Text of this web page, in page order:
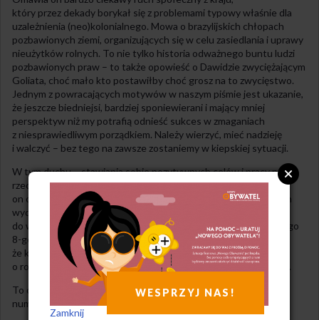
który przez dekady borykał się z problemami typowy właśnie dla
uzależnienia (neo)kolonialnego. Mowa o brazylijskich chłopach
pozbawionych ziemi, organizujących się w celu zasiedlania i uprawy
nieużytków rolnych. To nie tylko historia odważnego buntu ludzi
pozbawionych praw – to także opowieść o Dawidzie zwyciężającym
Goliata, choć mało kto postawiłby choć grosz na to zwycięstwo.
Jednym z powracających motywów w naszym piśmie jest ukazanie,
że jeszcze biedniejsi, bardziej sponiewierani i mający mniej
perspektyw niż my potrafią odnieść sukces w zmaganiach
z niesprawiedliwym porządkiem. Należy wierzyć, mieć nadzieję
i walczyć – bez tego na zawsze zostaniemy w kiepskiej sytuacji.
W tym duchu – stawiania sobie pozytywnych celów i pracy na ich
rzecz – utrzymany jest jeszcze inny artykuł. Mówi
on o konieczności zmagań o skrócenie czasu pracy. Postulat ten
wydaje się utopijny w świecie, w którym raczej zmusza się nas
do wysiłku wciąż dłuższego, odchodząc od dawno wywalczonego
8-godzinnego dnia pracy. Autorzy tekstu przekonują jednak,
że krótsza dniówka jest konieczna, jeśli chcemy myśleć
o rozwiązaniu wielu problemów społecznych, w tym bezrobocia.
To oczywiście nie wszystko, co przygotowaliśmy dla Was w tym
numerze. Zapraszam do lektury.
WESPRZYJ NAS!
Zamknij